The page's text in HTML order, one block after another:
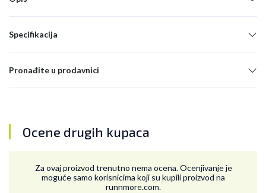
Specifikacija
Pronađite u prodavnici
Ocene drugih kupaca
Za ovaj proizvod trenutno nema ocena. Ocenjivanje je
moguće samo korisnicima koji su kupili proizvod na
runnmore.com.